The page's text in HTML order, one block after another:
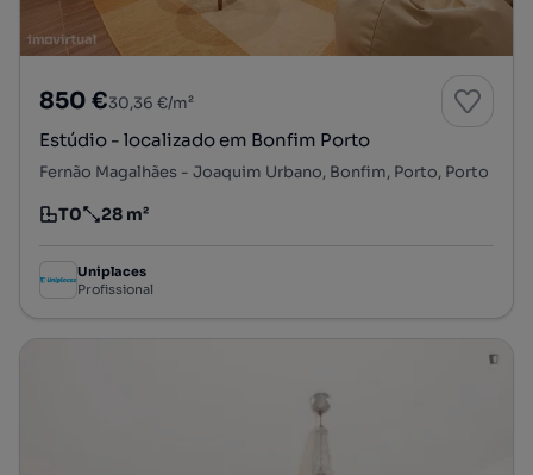
850 €30,36 €/m²
Estúdio - localizado em Bonfim Porto
Fernão Magalhães - Joaquim Urbano, Bonfim, Porto, Porto
Tipologia
T0
Preço por metro quadrado
28 m²
Uniplaces
Profissional